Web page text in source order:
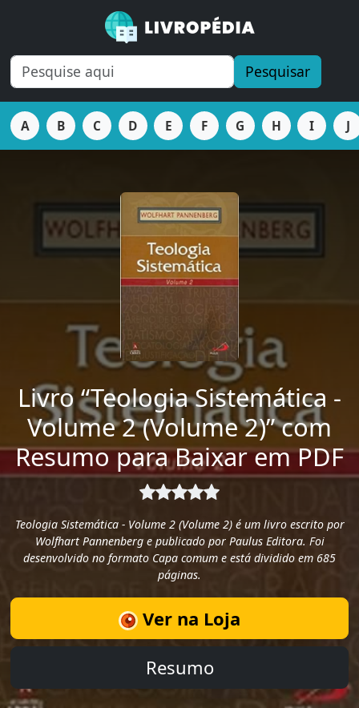
Pesquisar
A B C D E F G H I J
Livro “Teologia Sistemática -
Volume 2 (Volume 2)” com
Resumo para Baixar em PDF
Teologia Sistemática - Volume 2 (Volume 2) é um livro escrito por
Wolfhart Pannenberg e publicado por Paulus Editora. Foi
desenvolvido no formato Capa comum e está dividido em 685
páginas.
Ver na Loja
Resumo